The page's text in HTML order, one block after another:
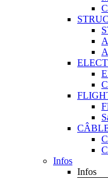
Infos
Infos